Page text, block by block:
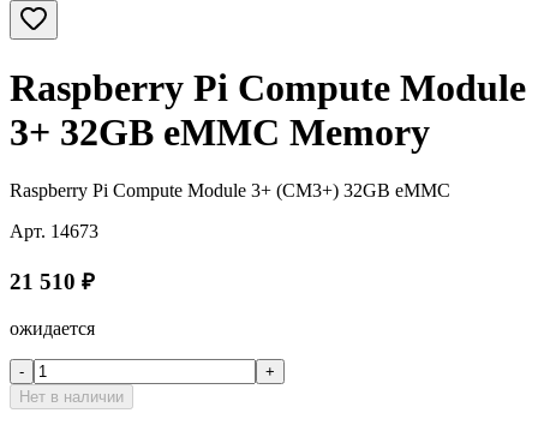
Raspberry Pi Compute Module
3+ 32GB eMMC Memory
Raspberry Pi Compute Module 3+ (CM3+) 32GB eMMC
Арт. 14673
21 510 ₽
ожидается
-
+
Нет в наличии